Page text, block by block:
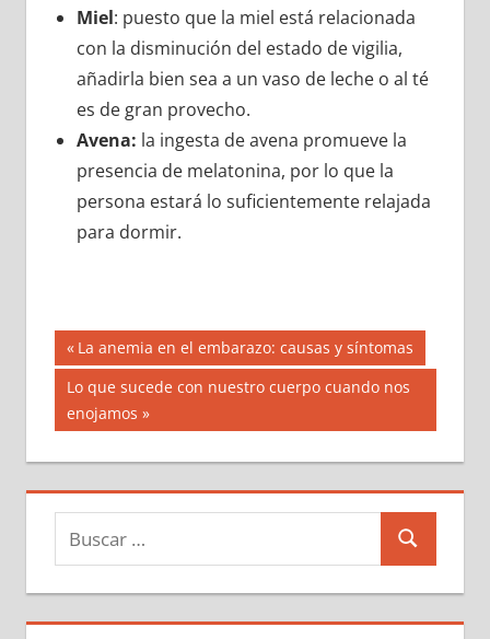
Miel: puesto que la miel está relacionada
con la disminución del estado de vigilia,
añadirla bien sea a un vaso de leche o al té
es de gran provecho.
Avena: la ingesta de avena promueve la
presencia de melatonina, por lo que la
persona estará lo suficientemente relajada
para dormir.
Navegación
de
entradas
Entrada
anterior:
La anemia en el embarazo: causas y síntomas
Siguiente
entrada:
Lo que sucede con nuestro cuerpo cuando nos
enojamos
Buscar:
Buscar